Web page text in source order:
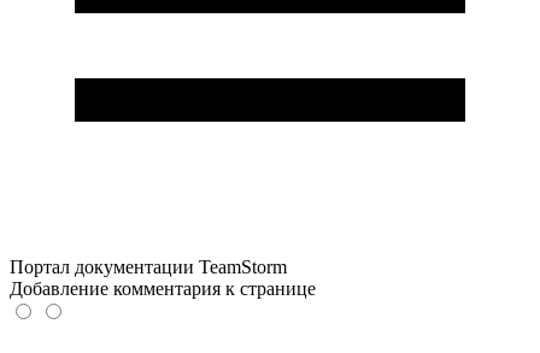
Портал документации TeamStorm
Добавление комментария к странице